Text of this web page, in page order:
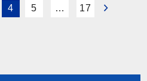
4 5 … 17